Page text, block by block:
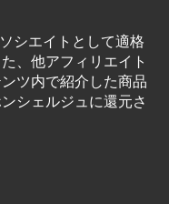
シエイトとして適格
、他アフィリエイト
ツ内で紹介した商品
シェルジュに還元さ